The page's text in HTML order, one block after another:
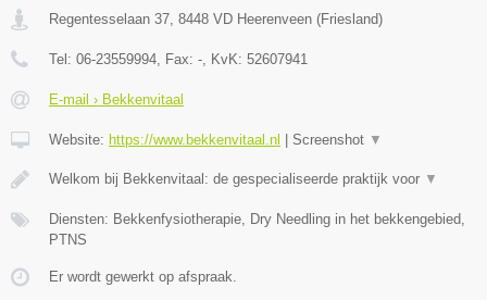
Regentesselaan 37 8448 VD Heerenveen (Friesland)
Tel: 06-23559994 , Fax: - , KvK: 52607941
E-mail › Bekkenvitaal
Website: https://www.bekkenvitaal.nl Screenshot ▼
Welkom bij Bekkenvitaal: de gespecialiseerde praktijk voor ▼
Diensten: Bekkenfysiotherapie, Dry Needling in het bekkengebied,
PTNS
Er wordt gewerkt op afspraak.